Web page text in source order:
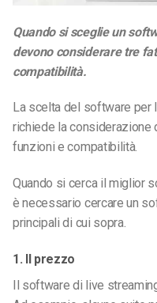
Quando si sceglie un
devono considerare tre
compatibilità.
La scelta del software per
richiede la considerazione
funzioni e compatibilità.
Quando si cerca il miglior
è necessario cercare un
principali di cui sopra.
1. Il prezzo
Il software di live